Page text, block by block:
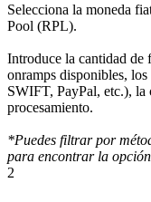
Selecciona la moneda
Pool (RPL).
Introduce la cantidad de
onramps disponibles,
SWIFT, PayPal, etc.), la
procesamiento.
*Puedes filtrar por
para encontrar la
2